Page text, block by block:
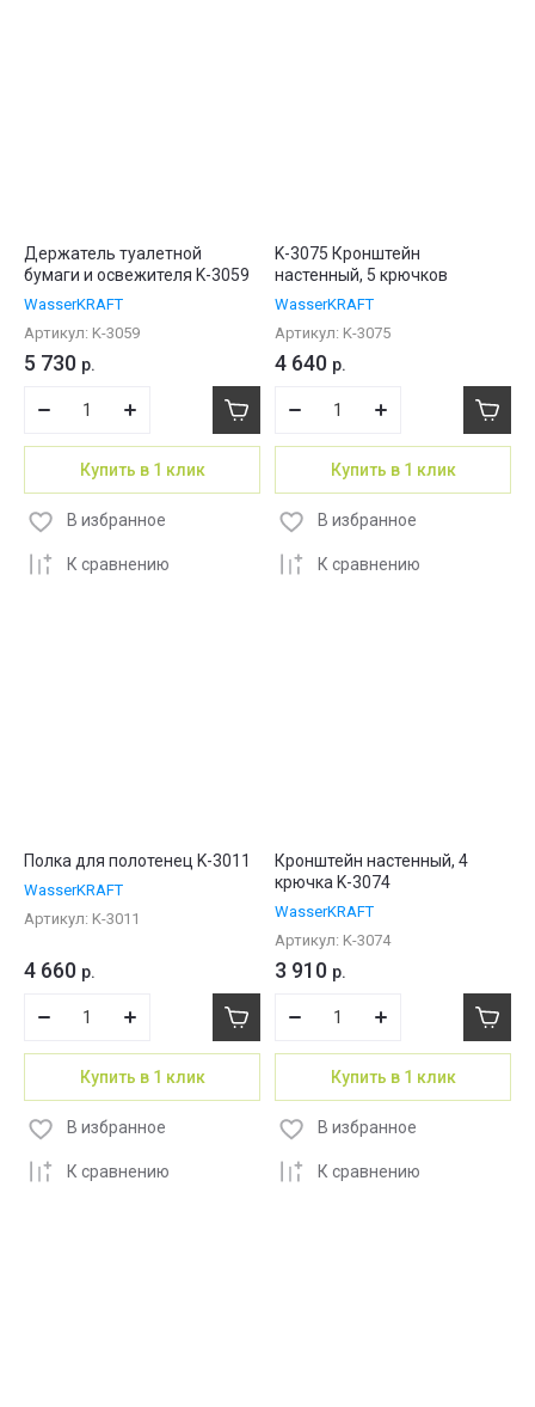
Держатель туалетной
бумаги и освежителя K-3059
WasserKRAFT
Артикул: K-3059
5 730 р.
Купить в 1 клик
К сравнению
В избранное
K-3075 Кронштейн
настенный, 5 крючков
WasserKRAFT
Артикул: K-3075
4 640 р.
Купить в 1 клик
К сравнению
В избранное
Полка для полотенец K-3011
WasserKRAFT
Артикул: K-3011
4 660 р.
Купить в 1 клик
К сравнению
В избранное
Кронштейн настенный, 4
крючка K-3074
WasserKRAFT
Артикул: K-3074
3 910 р.
Купить в 1 клик
К сравнению
В избранное